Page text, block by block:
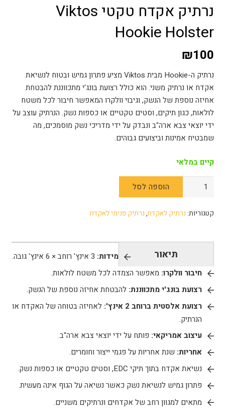
נרתיק אקדח טקטי Viktos
Hookie Holster
₪100
נרתיק ה-Hookie מבית Viktos מציע פתרון גמיש ובטוח לנשיאת
אקדח או נרתיק משני. הוא כולל רצועת בונג'י מתכווננת להבטחת
אחיזה נוספת של הנשק, וגיבוי וולקרו המאפשר חיבור לכל משטח
לולאות, כגון תיקים, וסטים טקטיים או כספות נשק. הנרתיק עוצב על
ידי יוצאי צבא ארה"ב ונבדק על ידי מדריכי נשק מוסמכים, מה
שמבטיח אמינות וביצועים גבוהים.
קיים במלאי
כמות
אקדח
Viktos
Holster
הוספה לסל
קטגוריות: נרתיק לאקדח, נרתיק פנימי לאקדח
תיאור מידות: 3 אינץ' רוחב × 6 אינץ' גובה.
חיבור וולקרו: מאפשר הצמדה לכל משטח לולאות.
רצועת בונג'י מתכווננת: להבטחת אחיזה נוספת של הנשק.
רצועת אלסטית ברוחב 2 אינץ':
לאחיזה בטוחה של האקדח או
הנרתיק.
עיצוב אמריקאי: פותח על ידי יוצאי צבא ארה"ב.
אחריות: שנת אחריות על פגמי ייצור וחומרים​.
נשיאת אקדח בתוך תיקי EDC, וסטים טקטיים או כספות נשק.
פתרון גמיש לנשיאת נשק כאשר נשיאה על הגוף אינה מעשית.
מתאים למגוון רחב של אקדחים ונרתיקים משניים​.